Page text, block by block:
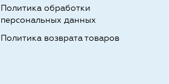
Политика обработки
персональных данных
Политика возврата товаров